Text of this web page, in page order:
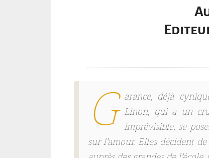
G arance, déjà
Linon, qui a un
imprévisible, se
sur l’amour. Elles décident